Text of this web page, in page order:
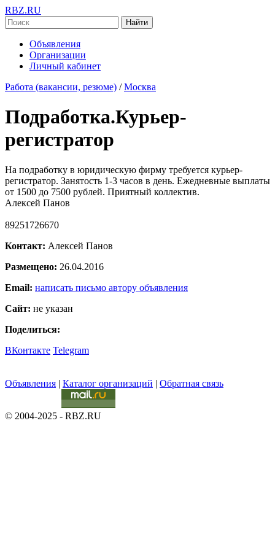
RBZ.RU
Найти
Объявления
Организации
Личный кабинет
Работа (вакансии, резюме) / Москва
Подработка.Курьер-
регистратор
На подработку в юридическую фирму требуется курьер-
регистратор. Занятость 1-3 часов в день. Ежедневные выплаты
от 1500 до 7500 рублей. Приятный коллектив.
Алексей Панов
89251726670
Контакт: Алексей Панов
Размещено: 26.04.2016
Email: написать письмо автору объявления
Сайт: не указан
Поделиться:
ВКонтакте Telegram
Объявления | Каталог организаций | Обратная связь
© 2004-2025 - RBZ.RU